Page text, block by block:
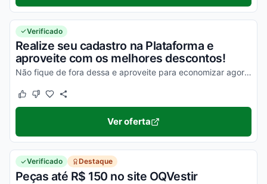
Verificado
Realize seu cadastro na Plataforma e
aproveite com os melhores descontos!
Não fique de fora dessa e aproveite para economizar agora mesmo!
Este cupom funcionou
Este cupom não funcionou
Ver oferta
Verificado Destaque
Peças até R$ 150 no site OQVestir